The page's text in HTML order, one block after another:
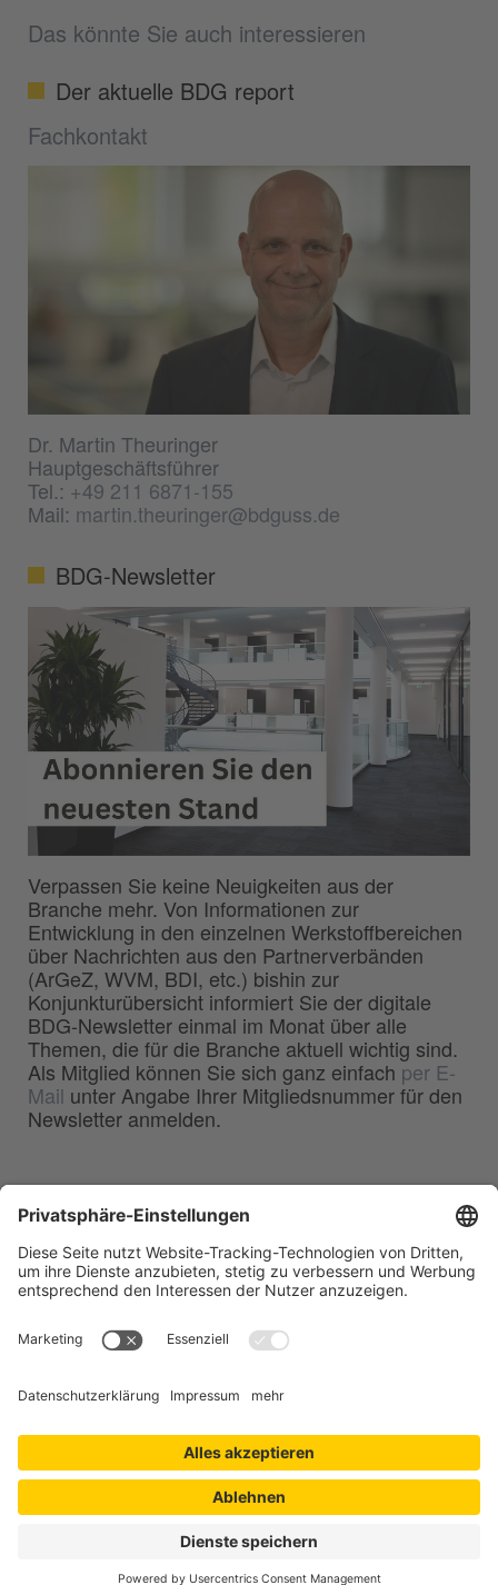
Das könnte Sie auch interessieren
Der aktuelle BDG report
Fachkontakt
Dr. Martin Theuringer
Hauptgeschäftsführer
Tel.:+49 211 6871-155
Mail: martin.theuringer@bdguss.de
BDG-Newsletter
Verpassen Sie keine Neuigkeiten aus der
Branche mehr. Von Informationen zur
Entwicklung in den einzelnen Werkstoffbereichen
über Nachrichten aus den Partnerverbänden
(ArGeZ, WVM, BDI, etc.) bishin zur
Konjunkturübersicht informiert Sie der digitale
BDG-Newsletter einmal im Monat über alle
Themen, die für die Branche aktuell wichtig sind.
Als Mitglied können Sie sich ganz einfach per E-
Mail unter Angabe Ihrer Mitgliedsnummer für den
Newsletter anmelden.
Deutschen Gießerei-Industrie e.V.
40549 Düsseldorf
Telefon:0211 - 68 71 - 03
0211 - 68 71 - 3333
E-Mail:info(at)bdguss.de